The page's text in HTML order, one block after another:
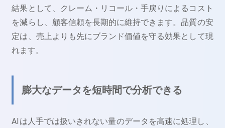
結果として、クレーム・リコール・手戻りによるコスト
を減らし、顧客信頼を長期的に維持できます。品質の安
定は、売上よりも先にブランド価値を守る効果として現
れます。
膨大なデータを短時間で分析できる
AIは人手では扱いきれない量のデータを高速に処理し、